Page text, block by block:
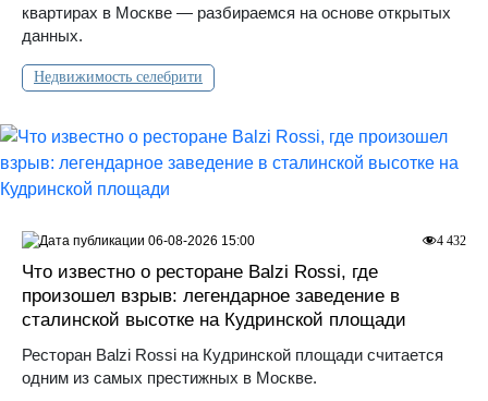
квартирах в Москве — разбираемся на основе открытых
данных.
Недвижимость селебрити
Что известно о ресторане Balzi Rossi, где
произошел взрыв: легендарное заведение в
сталинской высотке на Кудринской площади
Ресторан Balzi Rossi на Кудринской площади считается
одним из самых престижных в Москве.
4 432
06-08-2026 15:00